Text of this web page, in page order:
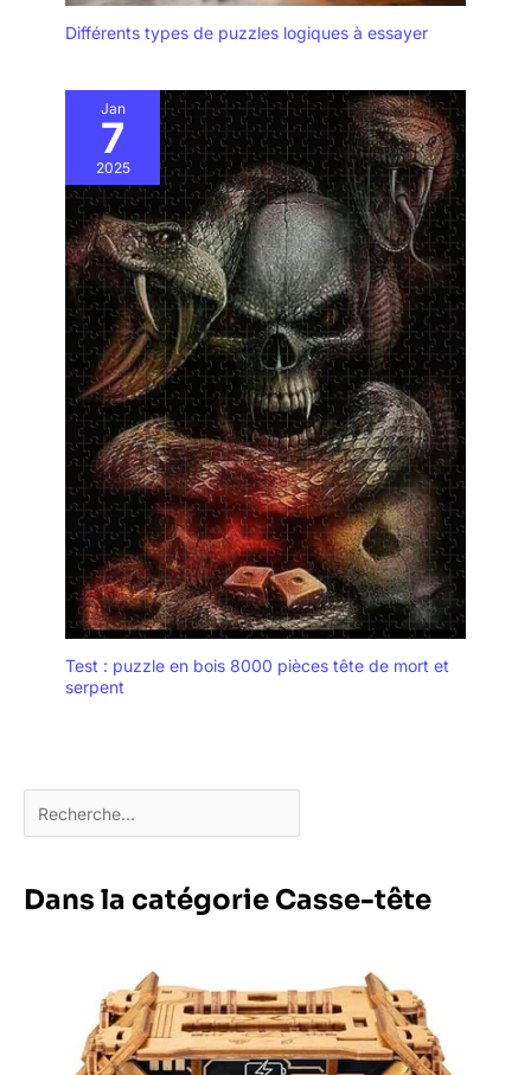
Différents types de puzzles logiques à essayer
Jan
7
2025
Test : puzzle en bois 8000 pièces tête de mort et
serpent
Dans la catégorie Casse-tête